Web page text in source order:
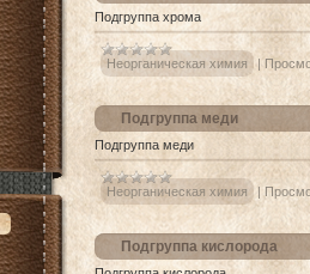
Подгруппа хрома
Неорганическая химия |
Подгруппа меди
Подгруппа меди
Неорганическая химия |
Подгруппа кислорода